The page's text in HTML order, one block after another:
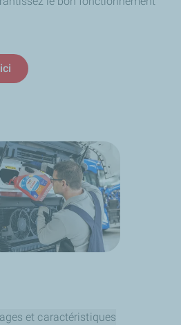
et caractéristiques